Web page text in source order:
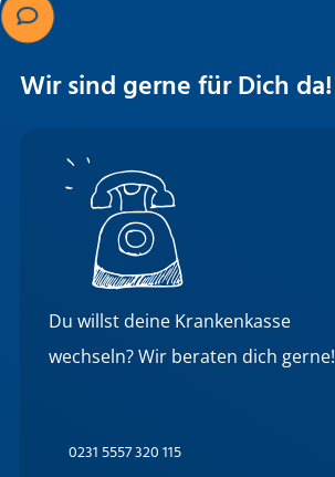
Wir sind gerne für Dich da!
Du willst deine Krankenkasse
wechseln? Wir beraten dich gerne!
0231 5557 320 115